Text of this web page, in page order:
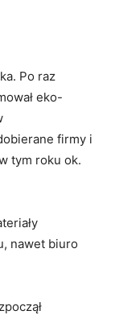
Po raz
eko-
firmy i
tym roku ok.
nawet biuro